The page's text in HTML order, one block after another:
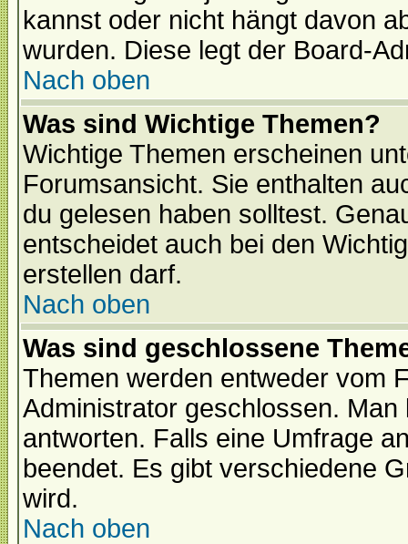
kannst oder nicht hängt davon
wurden. Diese legt der Board-
Nach oben
Was sind Wichtige Themen?
Wichtige Themen erscheinen
Forumsansicht. Sie enthalten
du gelesen haben solltest.
entscheidet auch bei den
erstellen darf.
Nach oben
Was sind geschlossene
Themen werden entweder vom
Administrator geschlossen.
antworten. Falls eine Umfrage
beendet. Es gibt verschiedene
wird.
Nach oben